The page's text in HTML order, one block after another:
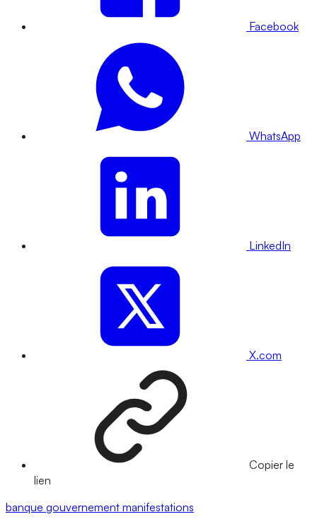
Facebook
WhatsApp
LinkedIn
X.com
Copier le
lien
banque gouvernement manifestations